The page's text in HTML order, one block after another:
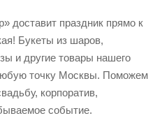
доставит праздник прямо к
Букеты из шаров,
и другие товары нашего
точку Москвы. Поможем
корпоратив,
событие.